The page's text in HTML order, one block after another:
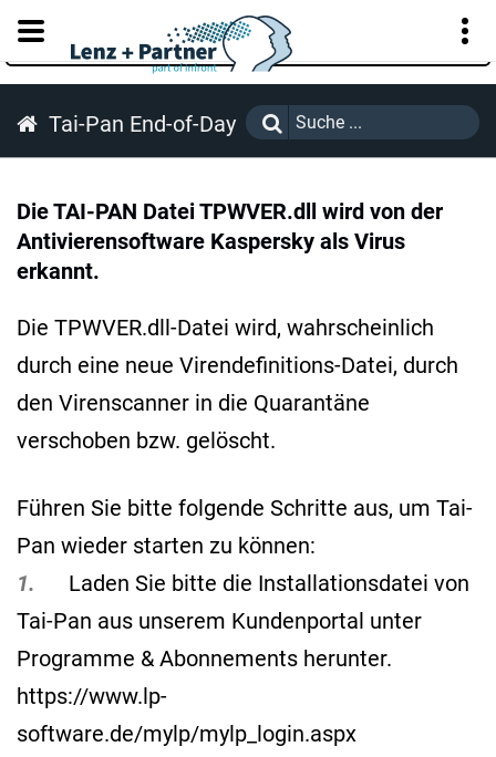
KUNDENPORTAL
Tai-Pan End-of-Day
Die TAI-PAN Datei TPWVER.dll wird von der
Antivierensoftware Kaspersky als Virus
erkannt.
Die TPWVER.dll-Datei wird, wahrscheinlich
durch eine neue Virendefinitions-Datei, durch
den Virenscanner in die Quarantäne
verschoben bzw. gelöscht.
Führen Sie bitte folgende Schritte aus, um Tai-
Pan wieder starten zu können:
1.
Laden Sie bitte die Installationsdatei von
Tai-Pan aus unserem Kundenportal unter
Programme & Abonnements herunter.
https://www.lp-
software.de/mylp/mylp_login.aspx